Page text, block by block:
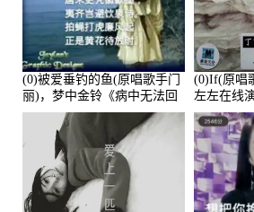
(0)被爱垂钓的鱼(原唱歌手门
丽)，梦中金铃《病中无法回
复大家》在线演唱3586分
(0)If(原唱
左左在线